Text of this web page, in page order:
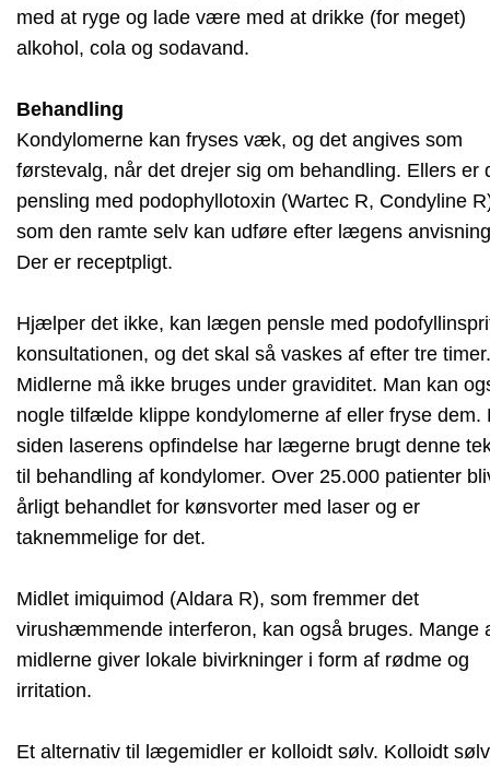
med at ryge og lade være med at drikke (for meget)
alkohol, cola og sodavand.
Behandling
Kondylomerne kan fryses væk, og det angives som
førstevalg, når det drejer sig om behandling. Ellers er
pensling med podophyllotoxin (Wartec R, Condyline
som den ramte selv kan udføre efter lægens
Der er receptpligt.
Hjælper det ikke, kan lægen pensle med
konsultationen, og det skal så vaskes af efter tre timer.
Midlerne må ikke bruges under graviditet. Man kan
nogle tilfælde klippe kondylomerne af eller fryse dem.
siden laserens opfindelse har lægerne brugt denne
til behandling af kondylomer. Over 25.000 patienter
årligt behandlet for kønsvorter med laser og er
taknemmelige for det.
Midlet imiquimod (Aldara R), som fremmer det
virushæmmende interferon, kan også bruges. Mange
midlerne giver lokale bivirkninger i form af rødme og
irritation.
Et alternativ til lægemidler er kolloidt sølv. Kolloidt